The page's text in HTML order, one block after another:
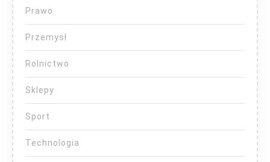
Prawo
Przemysł
Rolnictwo
Sklepy
Sport
Technologia